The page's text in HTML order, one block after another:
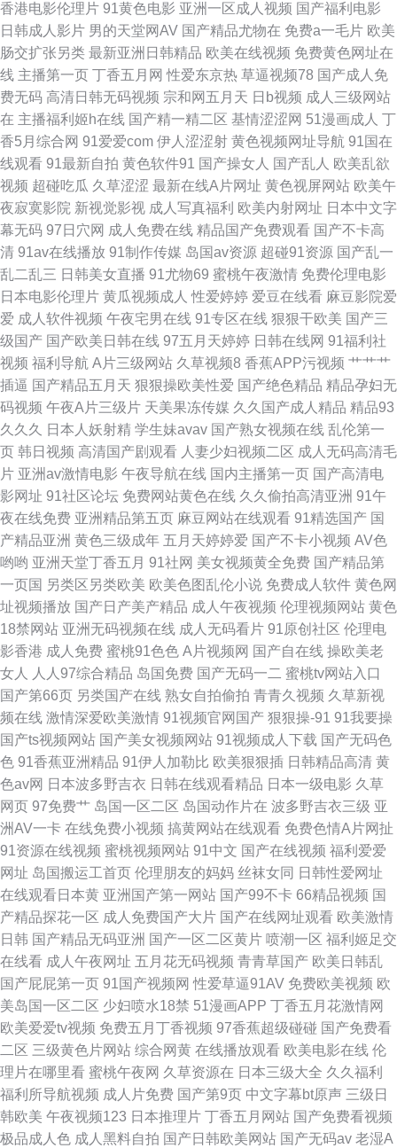
日韩av在线网址 亚洲色婷婷网 91破解版免费入口 肏屄视频在线播放国产 东
京热猫色网 老司机福利欧美 色91蝌蚪视频 91肛交 AV天资源 国产在线96页
欧美15页 熟女露脸91 91白丝美女视频 成人看片a口 久久快播 日韩毛片区在
线 影音先锋亚洲专区 91在线精品免费视频 国产亚洲欧美在线 人妻va251 亚
洲日韩成人网在线 91看片婬黄大片网址 不卡AV电影在线播放 激情五月网熟
女 色播在线观看播放 51神马视频 91网站秘 福利二区第一页 欧日韩精品无码
AV片 影响先锋乱轮 91人妻福利精品 成人影音先锋免费视频 欧美国产欧美
影音先锋av无码 91色桃 大香蕉视频 蜜桃网五月天 五月六月婷婷福利 91福
利网 操逼六区 精品久久COM 日韩激情网址 91福利真实 草莓视频apk污 狼
友aa 深爱激情网开心五月天 91福利大片 99久草 国产欧美亚洲精品 欧美性
色网 新视频sss国产 91看片婬黄大片在看 俺去啦俺去撸 91大神图片 日美欧
一本道 91黄色视频播放 wwwcn欧美 九九综合 日韩无码高清中出 51黑料福
利社 日本欧美亚洲在线 91内射社频 国产成人精品一 男人天堂啪啪啪 午夜肏
屄传媒 91红杏社区在线 www这a视频 激情综合日韩 日韩欧美色性色 自啪91
香港电影伦理片 91黄色电影 亚洲一区成人视频 国产福利电影
日韩成人影片 男的天堂网AV 国产精品尤物在 免费a一毛片 欧美
肠交扩张另类 最新亚洲日韩精品 欧美在线视频 免费黄色网址在
线 主播第一页 丁香五月网 性爱东京热 草逼视频78 国产成人免
费无码 高清日韩无码视频 宗和网五月天 日b视频 成人三级网站
在 主播福利姬h在线 国产精一精二区 基情涩涩网 51漫画成人 丁
香5月综合网 91爱爱com 伊人涩涩射 黄色视频网址导航 91国在
线观看 91最新自拍 黄色软件91 国产操女人 国产乱人 欧美乱欲
视频 超碰吃瓜 久草涩涩 最新在线A片网址 黄色视屏网站 欧美午
夜寂寞影院 新视觉影视 成人写真福利 欧美内射网址 日本中文字
幕无码 97日穴网 成人免费在线 精品国产免费观看 国产不卡高
清 91av在线播放 91制作传媒 岛国av资源 超碰91资源 国产乱一
乱二乱三 日韩美女直播 91尤物69 蜜桃午夜激情 免费伦理电影
日本电影伦理片 黄瓜视频成人 性爱婷婷 爱豆在线看 麻豆影院爱
爱 成人软件视频 午夜宅男在线 91专区在线 狠狠干欧美 国产三
级国产 国产欧美日韩在线 97五月天婷婷 日韩在线网 91福利社
视频 福利导航 A片三级网站 久草视频8 香蕉APP污视频 艹艹艹
插逼 国产精品五月天 狠狠操欧美性爱 国产绝色精品 精品孕妇无
码视频 午夜A片三级片 天美果冻传媒 久久国产成人精品 精品93
久久久
日本人妖射精 学生妹avav 国产熟女视频在线 乱伦第一
页 韩日视频 高清国产剧观看 人妻少妇视频二区 成人无码高清毛
片 亚洲av激情电影 午夜导航在线 国内主播第一页 国产高清电
影网址 91社区论坛 免费网站黄色在线 久久偷拍高清亚洲 91午
夜在线免费 亚洲精品第五页 麻豆网站在线观看 91精选国产 国
产精品亚洲 黄色三级成年 五月天婷婷爱 国产不卡小视频 AV色
哟哟 亚洲天堂丁香五月 91社网 美女视频黄全免费 国产精品第
一页国 另类区另类欧美 欧美色图乱伦小说 免费成人软件 黄色网
址视频播放 国产日产美产精品 成人午夜视频 伦理视频网站 黄色
18禁网站 亚洲无码视频在线 成人无码看片 91原创社区 伦理电
影香港 成人免费 蜜桃91色色 A片视频网 国产自在线 操欧美老
女人
人人97综合精品 岛国免费 国产无码一二 蜜桃tv网站入口
国产第66页 另类国产在线 熟女自拍偷拍 青青久视频 久草新视
频在线 激情深爱欧美激情 91视频官网国产 狠狠操-91 91我要操
国产ts视频网站 国产美女视频网站 91视频成人下载 国产无码色
色 91香蕉亚洲精品 91伊人加勒比 欧美狠狠插 日韩精品高清 黄
色av网 日本波多野吉衣 日韩在线观看精品 日本一级电影 久草
网页 97免费艹 岛国一区二区 岛国动作片在 波多野吉衣三级 亚
洲AV一卡 在线免费小视频 搞黄网站在线观看 免费色情A片网扯
91资源在线视频 蜜桃视频网站 91中文 国产在线视频 福利爱爱
网址 岛国搬运工首页 伦理朋友的妈妈 丝袜女同 日韩性爱网址
在线观看日本黄 亚洲国产第一网站 国产99不卡 66精品视频 国
产精品探花一区 成人免费国产大片 国产在线网址观看 欧美激情
日韩 国产精品无码亚洲 国产一区二区黄片 喷潮一区 福利姬足交
在线看 成人午夜网址 五月花无码视频 青青草国产 欧美日韩乱
国产屁屁第一页 91国产视频网 性爱草逼91AV 免费欧美视频 欧
美岛国一区二区 少妇喷水18禁 51漫画APP 丁香五月花激情网
欧美爱爱tv视频 免费五月丁香视频 97香蕉超级碰碰 国产免费看
二区 三级黄色片网站 综合网黄 在线播放观看 欧美电影在线 伦
理片在哪里看 蜜桃午夜网 久草资源在 日本三级大全 久久福利
福利所导航视频 成人片免费 国产第9页 中文字幕bt原声 三级日
韩欧美 午夜视频123 日本推理片 丁香五月网站 国产免费看视频
极品成人色 成人黑料自拍 国产日韩欧美网站 国产无码av 老湿A